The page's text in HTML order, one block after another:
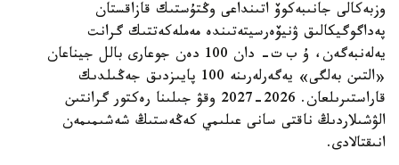
وزبەكالى جانىبەكوۆ اتىنداعى وڭتۇستىك قازاقستان
پەداگوگيكالىق ۋنيۆەرسيتەتىندە مەملەكەتتىك گرانت
يەلەنبەگەن، ۇ ب ت- دان 100 دەن جوعارى بالل جيناعان
«التىن بەلگى» يەگەرلەرىنە 100 پايىزدىق جەڭىلدىك
قاراستىرىلعان. 2026-2027 وقۋ جىلىنا رەكتور گرانتىن
الۋشىلاردىڭ ناقتى سانى عىلىمي كەڭەستىڭ شەشىمىمەن
انىقتالادى.